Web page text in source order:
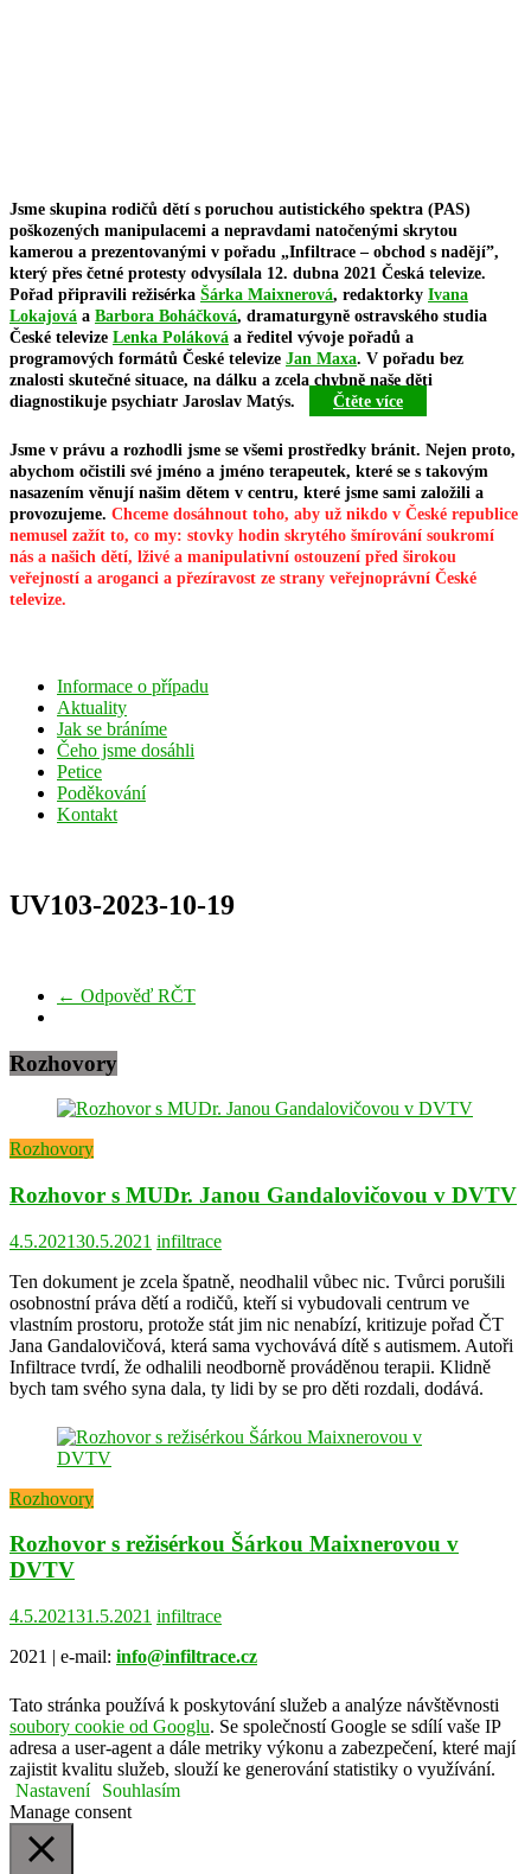
Jsme skupina rodičů dětí s poruchou autistického spektra (PAS)
poškozených manipulacemi a nepravdami natočenými skrytou
kamerou a prezentovanými v pořadu „Infiltrace – obchod s nadějí”,
který přes četné protesty odvysílala 12. dubna 2021 Česká televize.
Pořad připravili režisérka Šárka Maixnerová, redaktorky Ivana
Lokajová a Barbora Boháčková, dramaturgyně ostravského studia
České televize Lenka Poláková a ředitel vývoje pořadů a
programových formátů České televize Jan Maxa. V pořadu bez
znalosti skutečné situace, na dálku a zcela chybně naše děti
diagnostikuje psychiatr Jaroslav Matýs.
Čtěte více
Jsme v právu a rozhodli jsme se všemi prostředky bránit. Nejen proto,
abychom očistili své jméno a jméno terapeutek, které se s takovým
nasazením věnují našim dětem v centru, které jsme sami založili a
provozujeme. Chceme dosáhnout toho, aby už nikdo v České republice
nemusel zažít to, co my: stovky hodin skrytého šmírování soukromí
nás a našich dětí, lživé a manipulativní ostouzení před širokou
veřejností a aroganci a přezíravost ze strany veřejnoprávní České
televize.
Informace o případu
Aktuality
Jak se bráníme
Čeho jsme dosáhli
Petice
Poděkování
Kontakt
UV103-2023-10-19
← Odpověď RČT
Rozhovory
Rozhovory
Rozhovor s MUDr. Janou Gandalovičovou v DVTV
4.5.202130.5.2021 infiltrace
Ten dokument je zcela špatně, neodhalil vůbec nic. Tvůrci porušili
osobnostní práva dětí a rodičů, kteří si vybudovali centrum ve
vlastním prostoru, protože stát jim nic nenabízí, kritizuje pořad ČT
Jana Gandalovičová, která sama vychovává dítě s autismem. Autoři
Infiltrace tvrdí, že odhalili neodborně prováděnou terapii. Klidně
bych tam svého syna dala, ty lidi by se pro děti rozdali, dodává.
Rozhovory
Rozhovor s režisérkou Šárkou Maixnerovou v
DVTV
4.5.202131.5.2021 infiltrace
2021 | e-mail: info@infiltrace.cz
Tato stránka používá k poskytování služeb a analýze návštěvnosti
soubory cookie od Googlu. Se společností Google se sdílí vaše IP
adresa a user-agent a dále metriky výkonu a zabezpečení, které mají
zajistit kvalitu služeb, slouží ke generování statistiky o využívání.
Nastavení
Souhlasím
Manage consent